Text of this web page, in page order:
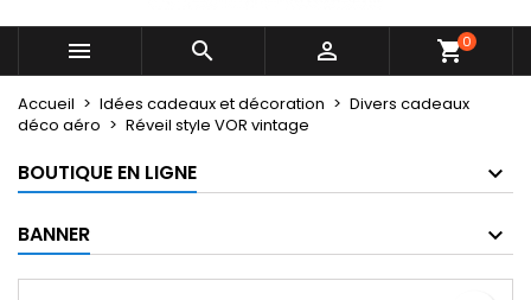
   shopping_cart0
Accueil Idées cadeaux et décoration
Divers cadeaux
déco aéro
Réveil style VOR vintage
BOUTIQUE EN LIGNE
BANNER